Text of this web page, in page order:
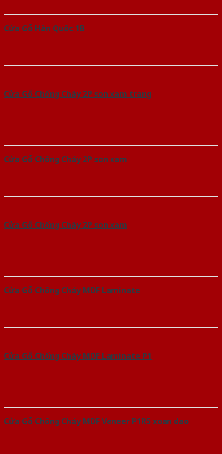
Cửa Gỗ Hàn Quốc 1B
Cửa Gỗ Chống Cháy 2P son xam trang
Cửa Gỗ Chống Cháy 2P son xam
Cửa Gỗ Chống Cháy 2P son xam
Cửa Gỗ Chống Cháy MDF Laminate
Cửa Gỗ Chống Cháy MDF Laminate P1
Cửa Gỗ Chống Cháy MDF Veneer P1R5 xoan dao